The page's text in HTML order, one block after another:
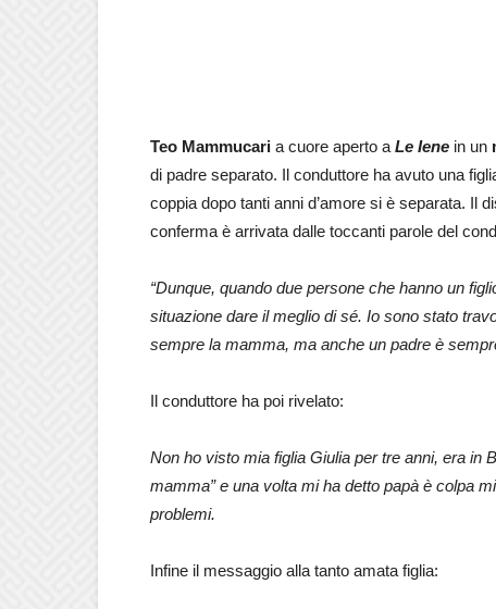
Teo Mammucari a cuore aperto a Le Iene in un
di padre separato. Il conduttore ha avuto una
coppia dopo tanti anni d’amore si è separata. Il
conferma è arrivata dalle toccanti parole del
“Dunque, quando due persone che hanno un
situazione dare il meglio di sé. Io sono stato
sempre la mamma, ma anche un padre è
Il conduttore ha poi rivelato:
Non ho visto mia figlia Giulia per tre anni, era in
mamma” e una volta mi ha detto papà è colpa
problemi.
Infine il messaggio alla tanto amata figlia: